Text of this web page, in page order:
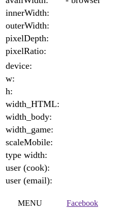
innerWidth:
outerWidth:
pixelDepth:
pixelRatio:
device:
w:
h:
width_HTML:
width_body:
width_game:
scaleMobile:
type width:
user (cook):
user (email):
MENU Facebook